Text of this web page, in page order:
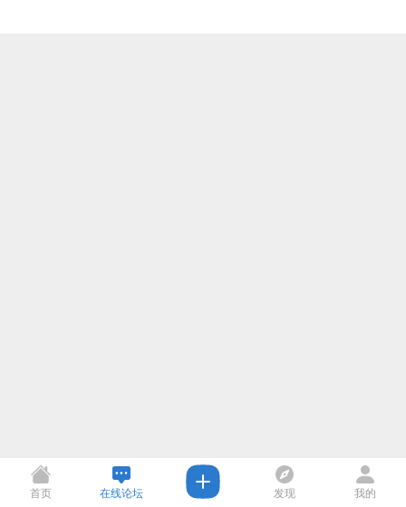
首页 在线论坛 发现 我的